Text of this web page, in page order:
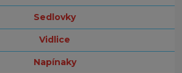
sedlovky
vidlice
napínaky